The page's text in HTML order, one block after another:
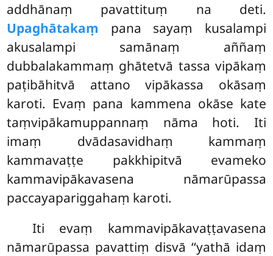
addhānaṃ pavattituṃ na deti.
Upaghātakaṃ pana sayaṃ kusalampi
akusalampi samānaṃ aññaṃ
dubbalakammaṃ ghātetvā tassa vipākaṃ
paṭibāhitvā attano vipākassa okāsaṃ
karoti. Evaṃ pana kammena okāse kate
taṃvipākamuppannaṃ nāma hoti. Iti
imaṃ dvādasavidhaṃ kammaṃ
kammavaṭṭe pakkhipitvā evameko
kammavipākavasena nāmarūpassa
paccayapariggahaṃ karoti.
Iti evaṃ kammavipākavaṭṭavasena
nāmarūpassa pavattiṃ disvā ‘‘yathā idaṃ